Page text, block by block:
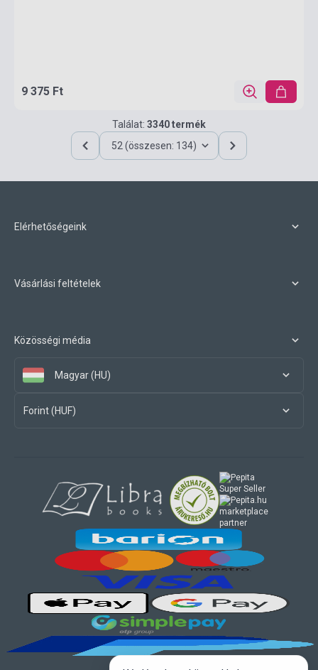
9 375 Ft
Találat: 3340 termék
52 (összesen: 134)
Elérhetőségeink
Vásárlási feltételek
Közösségi média
Magyar (HU)
Forint (HUF)
marketplace
partner